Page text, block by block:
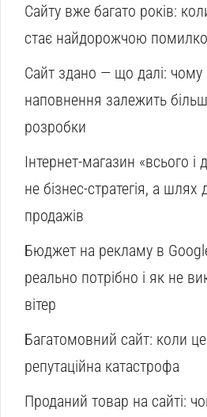
Сайту вже багато років:
стає найдорожчою
Сайт здано — що далі: чому
наповнення залежить
розробки
Інтернет-магазин «всього і
не бізнес-стратегія, а шлях
продажів
Бюджет на рекламу в
реально потрібно і як не
вітер
Багатомовний сайт: коли
репутаційна катастрофа
Проданий товар на сайті: